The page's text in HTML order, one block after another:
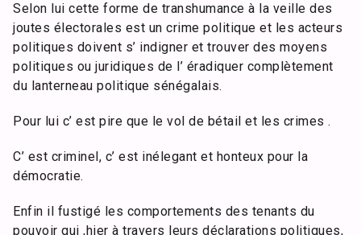
Selon lui cette forme de transhumance à la veille des
joutes électorales est un crime politique et les acteurs
politiques doivent s’ indigner et trouver des moyens
politiques ou juridiques de l’ éradiquer complètement
du lanterneau politique sénégalais.
Pour lui c’ est pire que le vol de bétail et les crimes .
C’ est criminel, c’ est inélegant et honteux pour la
démocratie.
Enfin il fustigé les comportements des tenants du
pouvoir qui ,hier à travers leurs déclarations politiques,